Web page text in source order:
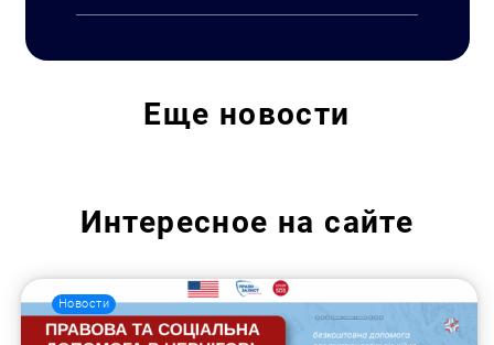
Еще новости
Интересное на сайте
Новости